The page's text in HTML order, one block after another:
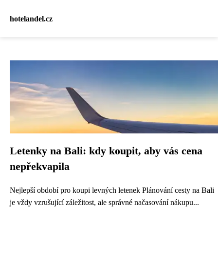
hotelandel.cz
Letenky na Bali: kdy koupit, aby vás cena
nepřekvapila
Nejlepší období pro koupi levných letenek Plánování cesty na Bali
je vždy vzrušující záležitost, ale správné načasování nákupu...